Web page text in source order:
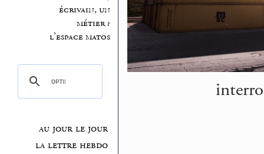
écrivain, un
métier ?
l’espace matos
au jour le jour
la lettre hebdo